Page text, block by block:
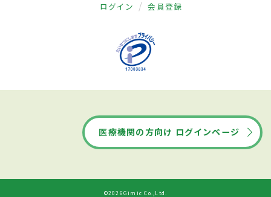
ログイン 会員登録
医療機関の方向け ログインページ
©2026Gimic Co.,Ltd.